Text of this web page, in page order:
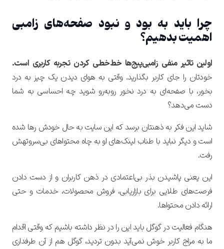
چرا باید به بود و نبود صفحه‌های زامبی
اهمیت بدهیم؟
اولین تاثیر منفی زامبی‌پیج‌ها خط‌خطی کردن تجربه کاربری است.
خودتان را جای کاربر بگذارید. وقتی به هوای دیدن یک چیز به درد
بخور، با صفحه‌ای به‌ درد نخور روبه‌رو شوید چه احساسی به شما
دست می‌دهد؟
شاید این فکر به ذهنتان برسد که این سایت به حال خودش رها شده
است و دیگر نباید با طناب لینک‌های او به چاه محتواهای بی‌سرو‌تهش
رفت.
این یعنی پاشیدن بذر بی‌اعتمادی در ذهن کاربران و از دست دادن
فرصت‌های طلایی برای بازاریابی، فروش محصولات، خدمات و حتی
ارائه دادن محتواها.
هنگام فعالیت در گوگل باید این را در نظر داشته باشیم که وقتی اقدام
ما به مزاج کاربر خوش نمی‌آید بدون تردید، گوگل هم از آن طرفداری